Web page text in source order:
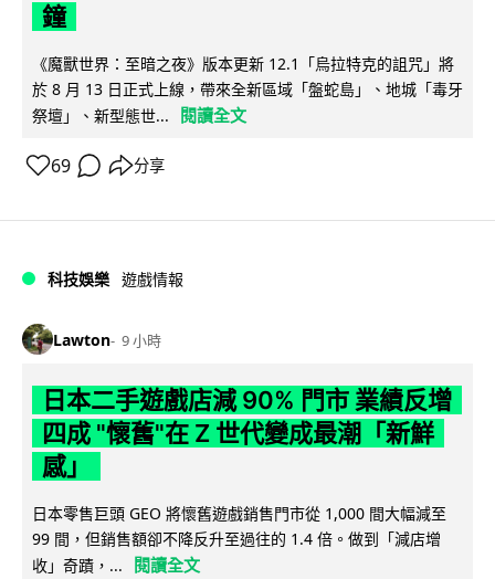
鐘
《魔獸世界：至暗之夜》版本更新 12.1「烏拉特克的詛咒」將
於 8 月 13 日正式上線，帶來全新區域「盤蛇島」、地城「毒牙
祭壇」、新型態世...
閱讀全文
69 分享
科技娛樂 遊戲情報
Lawton 9 小時
日本二手遊戲店減 90% 門市 業績反增
四成 "懷舊"在 Z 世代變成最潮「新鮮
感」
日本零售巨頭 GEO 將懷舊遊戲銷售門市從 1,000 間大幅減至
99 間，但銷售額卻不降反升至過往的 1.4 倍。做到「減店增
收」奇蹟，...
閱讀全文